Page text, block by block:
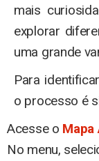
mais
explorar
uma grande
Para
o processo é
Acesse o
No menu,